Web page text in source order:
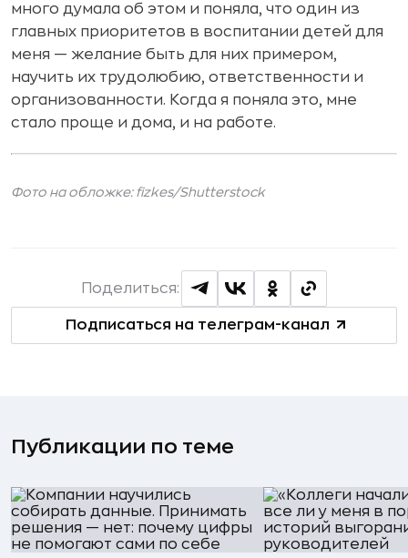
много думала об этом и поняла, что один из
главных приоритетов в воспитании детей для
меня — желание быть для них примером,
научить их трудолюбию, ответственности и
организованности. Когда я поняла это, мне
стало проще и дома, и на работе.
Фото на обложке: fizkes/Shutterstock
Подписаться на телеграм-канал
Поделиться:
Публикации по теме